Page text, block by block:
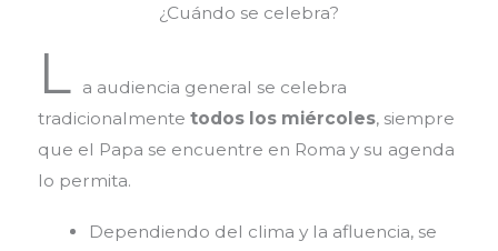
¿Cuándo se celebra?
L a audiencia general se celebra
tradicionalmente todos los miércoles, siempre
que el Papa se encuentre en Roma y su agenda
lo permita.
Dependiendo del clima y la afluencia, se